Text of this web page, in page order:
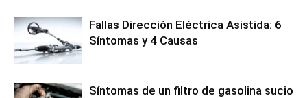
Fallas Dirección Eléctrica Asistida: 6
Síntomas y 4 Causas
Síntomas de un filtro de gasolina sucio